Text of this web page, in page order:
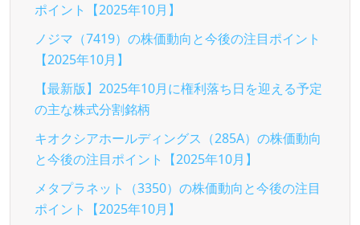
ポイント【2025年10月】
ノジマ（7419）の株価動向と今後の注目ポイント
【2025年10月】
【最新版】2025年10月に権利落ち日を迎える予定
の主な株式分割銘柄
キオクシアホールディングス（285A）の株価動向
と今後の注目ポイント【2025年10月】
メタプラネット（3350）の株価動向と今後の注目
ポイント【2025年10月】